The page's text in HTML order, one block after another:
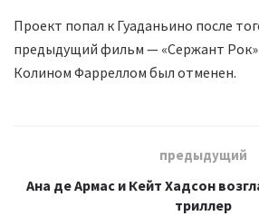
Проект попал к Гуаданьино после
предыдущий фильм — «Сержант Рок»
Колином Фарреллом был отменен.
предыдущий
Ана де Армас и Кейт Хадсон
триллер